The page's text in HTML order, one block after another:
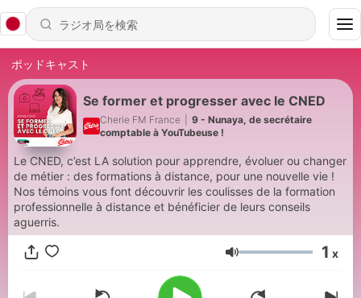
ポッドキャスト
Se former et progresser avec le CNED
Cherie FM France
9 - Nunaya, de secrétaire
comptable à YouTubeuse !
Le CNED, c’est LA solution pour apprendre, évoluer ou changer
de métier : des formations à distance, pour une nouvelle vie !
Nos témoins vous font découvrir les coulisses de la formation
professionnelle à distance et bénéficier de leurs conseils
aguerris.
音量 1 x